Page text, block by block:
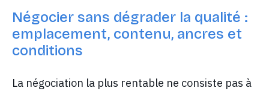
Négocier sans dégrader la qualité :
emplacement, contenu, ancres et
conditions
La négociation la plus rentable ne consiste pas à